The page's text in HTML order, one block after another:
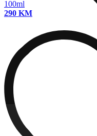
100ml
290 KM